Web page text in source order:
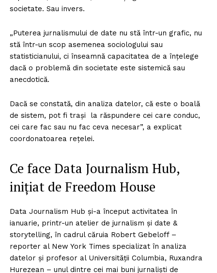
societate. Sau invers.
„Puterea jurnalismului de date nu stă într-un grafic, nu
stă într-un scop asemenea sociologului sau
statisticianului, ci înseamnă capacitatea de a înțelege
dacă o problemă din societate este sistemică sau
anecdotică.
Dacă se constată, din analiza datelor, că este o boală
de sistem, pot fi trași la răspundere cei care conduc,
cei care fac sau nu fac ceva necesar”, a explicat
coordonatoarea rețelei.
Ce face Data Journalism Hub,
inițiat de Freedom House
Data Journalism Hub și-a început activitatea în
ianuarie, printr-un atelier de jurnalism și date &
storytelling, în cadrul căruia Robert Gebeloff –
reporter al New York Times specializat în analiza
datelor și profesor al Universității Columbia, Ruxandra
Hurezean – unul dintre cei mai buni jurnaliști de